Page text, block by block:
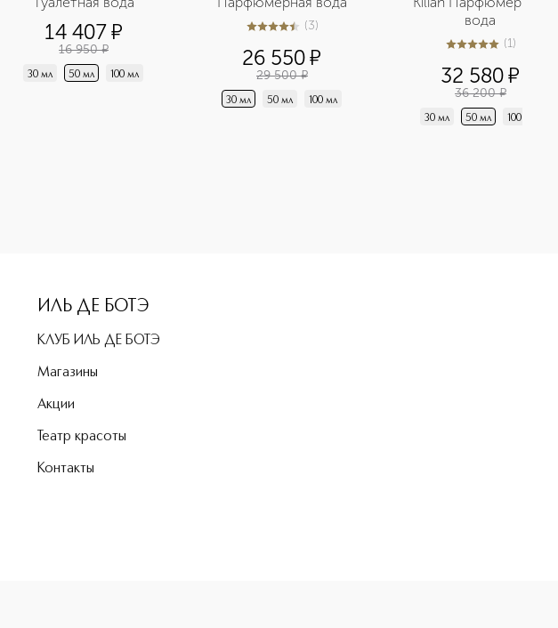
14 407¤
16 950 ¤
30 мл 50 мл 100 мл
4.4из53 (3)
26 550¤
29 500 ¤
30 мл 50 мл 100 мл
вода
5из 51 (1)
32 580¤
36 200 ¤
30 мл 50 мл 100 мл
ИЛЬ ДЕ БОТЭ
КЛУБ ИЛЬ ДЕ БОТЭ
Магазины
Акции
Театр красоты
Контакты